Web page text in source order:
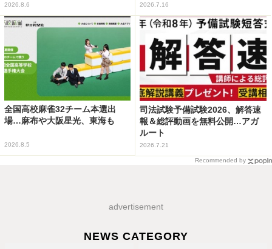
2026.8.6 2026.7.16
全国高校麻雀32チーム本選出
場…麻布や大阪星光、東海も
2026.8.5
司法試験予備試験2026、解答速
報＆総評動画を無料公開…アガ
ルート
2026.7.21
Recommended by
advertisement
NEWS CATEGORY